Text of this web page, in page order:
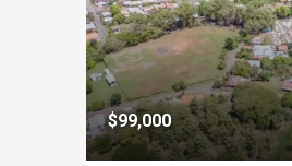
$99,000